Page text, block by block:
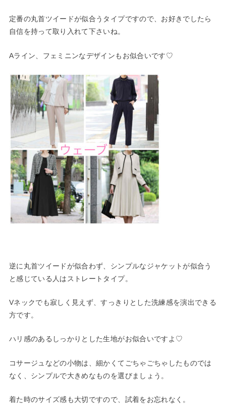
定番の丸首ツイードが似合うタイプですので、お好きでしたら
自信を持って取り入れて下さいね。
Aライン、フェミニンなデザインもお似合いです♡
逆に丸首ツイードが似合わず、シンプルなジャケットが似合う
と感じている人はストレートタイプ。
Vネックでも寂しく見えず、すっきりとした洗練感を演出できる
方です。
ハリ感のあるしっかりとした生地がお似合いですよ♡
コサージュなどの小物は、細かくてごちゃごちゃしたものでは
なく、シンプルで大きめなものを選びましょう。
着た時のサイズ感も大切ですので、試着をお忘れなく。